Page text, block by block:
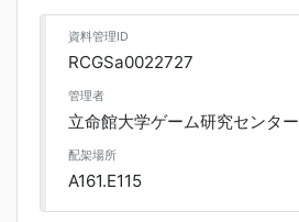
資料管理ID
RCGSa0022727
管理者
立命館大学ゲーム研究センター
配架場所
A161.E115